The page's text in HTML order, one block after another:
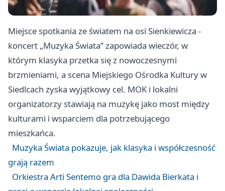
Miejsce spotkania ze światem na osi Sienkiewicza -
koncert „Muzyka Świata” zapowiada wieczór, w
którym klasyka przetka się z nowoczesnymi
brzmieniami, a scena Miejskiego Ośrodka Kultury w
Siedlcach zyska wyjątkowy cel. MOK i lokalni
organizatorzy stawiają na muzykę jako most między
kulturami i wsparciem dla potrzebującego
mieszkańca.
Muzyka Świata pokazuje, jak klasyka i współczesność
grają razem
Orkiestra Arti Sentemo gra dla Dawida Bierkata i